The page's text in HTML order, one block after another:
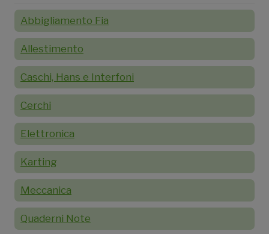
Abbigliamento Fia
Allestimento
Caschi, Hans e Interfoni
Cerchi
Elettronica
Karting
Meccanica
Quaderni Note